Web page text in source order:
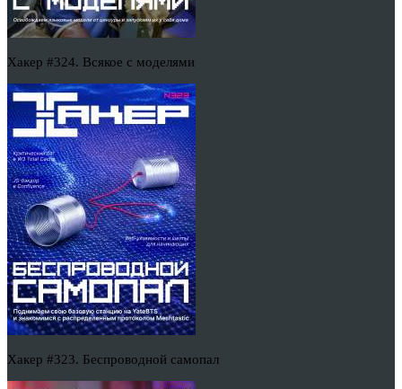
Хакер #324. Всякое с моделями
Хакер #323. Беспроводной самопал